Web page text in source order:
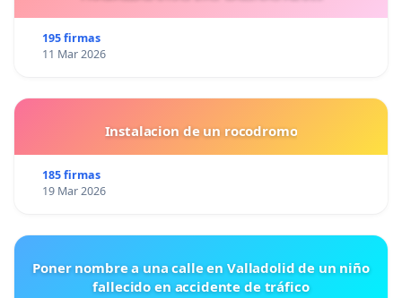
195 firmas
11 Mar 2026
Instalacion de un rocodromo
185 firmas
19 Mar 2026
Poner nombre a una calle en Valladolid de un niño
fallecido en accidente de tráfico